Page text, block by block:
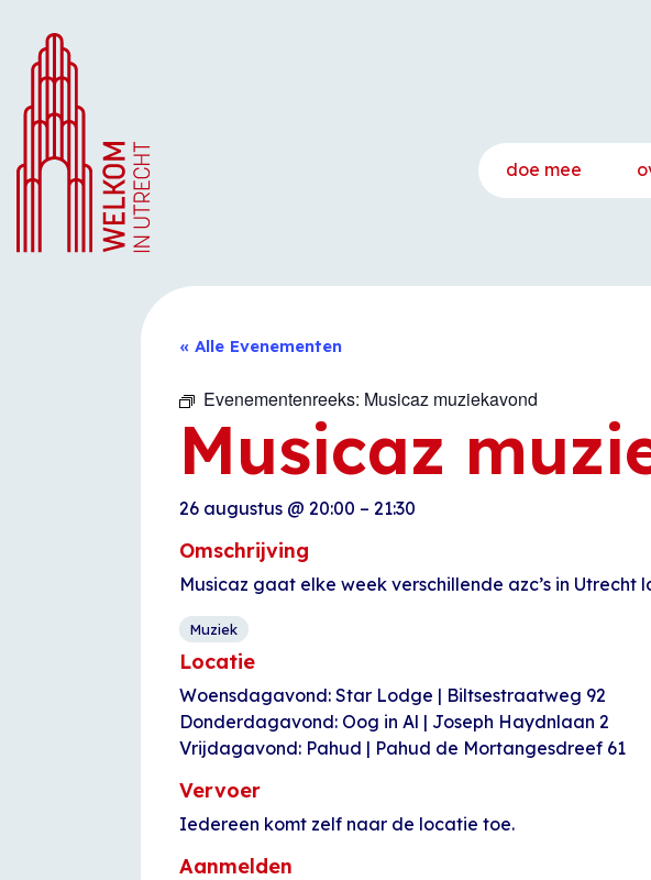
doe mee
« Alle Evenementen
Evenementenreeks: Musicaz muziekavond
Musicaz
26 augustus @ 20:00 – 21:30
Omschrijving
Musicaz gaat elke week verschillende azc’s in Utrecht
Muziek
Locatie
Woensdagavond: Star Lodge | Biltsestraatweg 92
Donderdagavond: Oog in Al | Joseph Haydnlaan 2
Vrijdagavond: Pahud | Pahud de Mortangesdreef 61
Vervoer
Iedereen komt zelf naar de locatie toe.
Aanmelden